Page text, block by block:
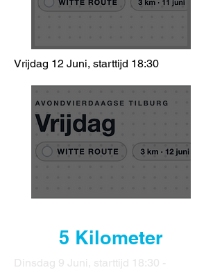
Vrijdag 12 Juni, starttijd 18:30
5 Kilometer
Dinsdag 9 Juni, starttijd 18:30 -